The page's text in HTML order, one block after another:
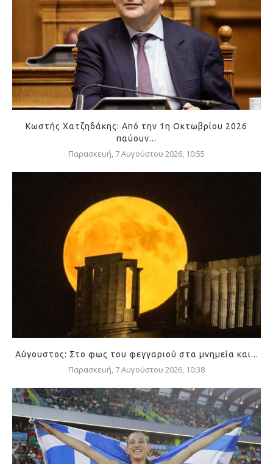
Κωστής Χατζηδάκης: Από την 1η Οκτωβρίου 2026
παύουν...
Παρασκευή, 7 Αυγούστου 2026, 10:55
Αύγουστος: Στο φως του φεγγαριού στα μνημεία και...
Παρασκευή, 7 Αυγούστου 2026, 10:38